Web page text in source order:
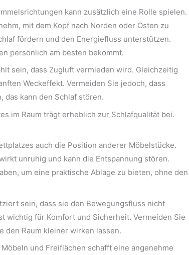
kann zusätzlich eine Rolle spielen.
mit dem Kopf nach Norden oder Osten zu
fördern und den Energiefluss unterstützen.
persönlich am besten bekommt.
sein, dass Zugluft vermieden wird. Gleichzeitig
Weckeffekt. Vermeiden Sie jedoch, dass
das kann den Schlaf stören.
im Raum trägt erheblich zur Schlafqualität bei.
auch die Position anderer Möbelstücke.
unruhig und kann die Entspannung stören.
um eine praktische Ablage zu bieten, ohne den
sein, dass sie den Bewegungsfluss nicht
wichtig für Komfort und Sicherheit. Vermeiden Sie
den Raum kleiner wirken lassen.
und Freiflächen schafft eine angenehme